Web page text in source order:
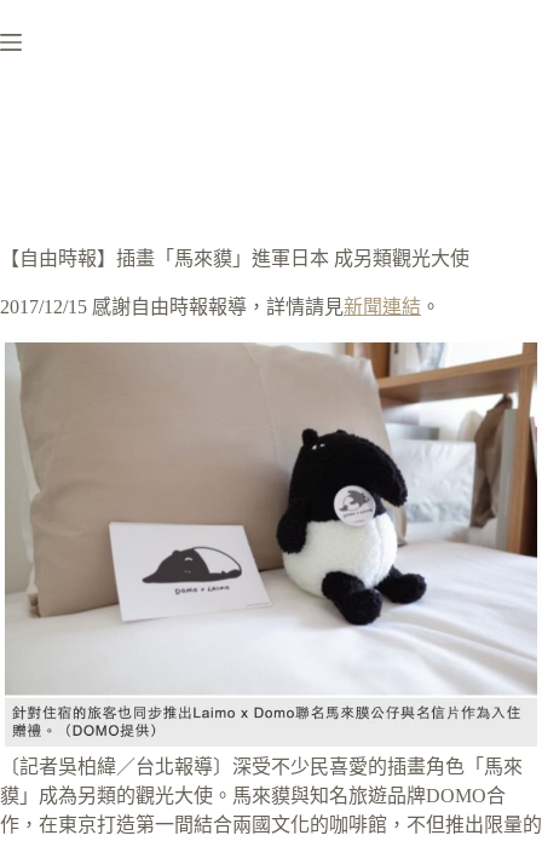
至
【自由時報】插畫「馬來貘」進軍日本 成另類觀光大使
2017/12/15 感謝自由時報報導，詳情請見新聞連結 。
〔記者吳柏緯／台北報導〕深受不少民喜愛的插畫角色「馬來
貘」成為另類的觀光大使。馬來貘與知名旅遊品牌DOMO合
作，在東京打造第一間結合兩國文化的咖啡館，不但推出限量的